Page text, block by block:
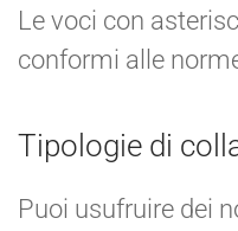
Le voci con
conformi alle
Tipologie di
Puoi usufruire dei